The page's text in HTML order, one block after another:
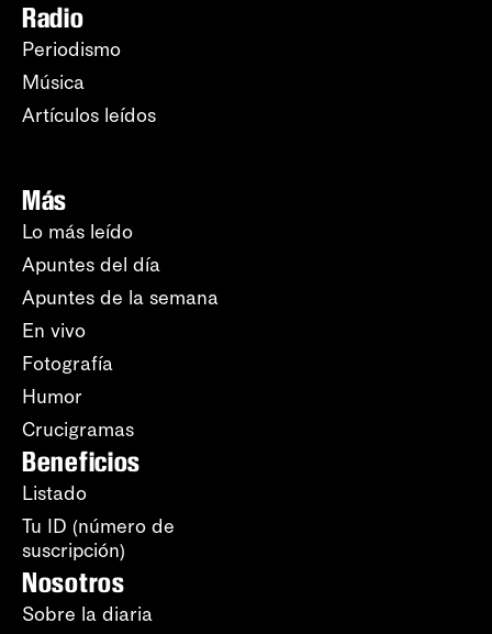
Radio
Periodismo
Música
Artículos leídos
Más
Lo más leído
Apuntes del día
Apuntes de la semana
En vivo
Fotografía
Humor
Crucigramas
Beneficios
Listado
Tu ID (número de
suscripción)
Nosotros
Sobre la diaria